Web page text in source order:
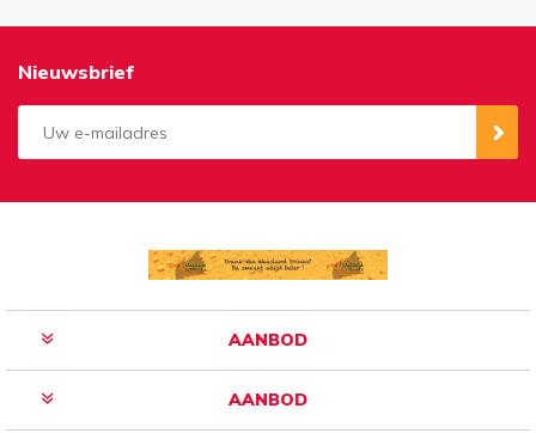
Nieuwsbrief
AANBOD
AANBOD